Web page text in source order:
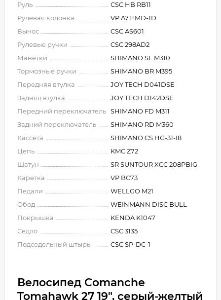
Руль
CSC HB RB11
Рулевая колонка
VP A71+MD-1D
Вынос
CSC AS601
Рулевые ручки
CSC 298AD2
Манетки
SHIMANO SL M310
Тормозные ручки
SHIMANO BR M395
Передняя втулка
JOY TECH D041DSE
Задняя втулка
JOY TECH D142DSE
Передний переключатель SHIMANO FD M311
Задний переключатель
SHIMANO RD M360
Кассета
SHIMANO CS HG-31-I8
Цепь
KMC Z72
Шатун
SR SUNTOUR XCC 208PBIG
Каретка
VP BC73
Педали
WELLGO M21
Обод
WEINMANN DISC BULL
Покрышка
KENDA K1047
Седло
CSC 3135
Подседельный штырь
CSC SP-DC-1
Велосипед Comanche
Tomahawk 27 19", серый-желтый